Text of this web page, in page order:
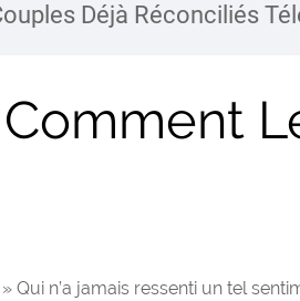
Déjà Réconciliés
Qui n’a jamais ressenti un tel